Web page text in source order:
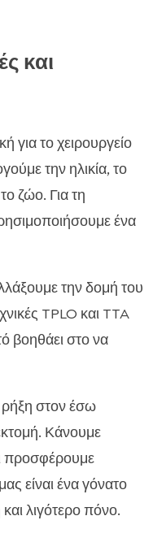
και
για το χειρουργείο
την ηλικία, το
ζώο. Για τη
ένα
την δομή του
TPLO και TTA
βοηθάει στο να
στον έσω
Κάνουμε
προσφέρουμε
είναι ένα γόνατο
λιγότερο πόνο.